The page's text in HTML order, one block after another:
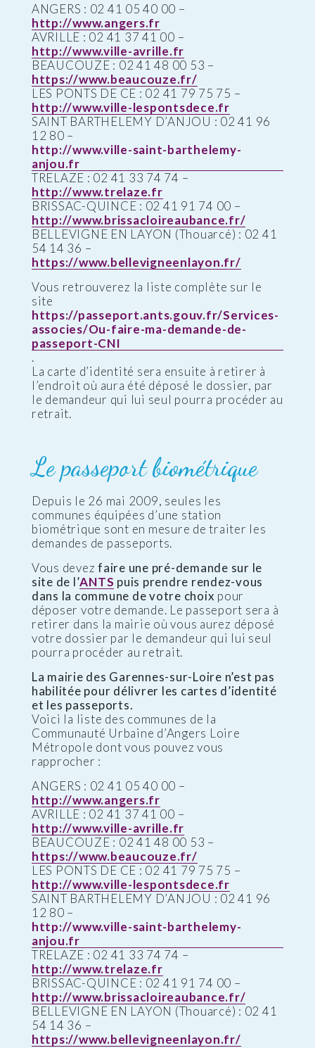
ANGERS : 02 41 05 40 00 –
http://www.angers.fr
AVRILLE : 02 41 37 41 00 –
http://www.ville-avrille.fr
BEAUCOUZE : 02 41 48 00 53 –
https://www.beaucouze.fr/
LES PONTS DE CE : 02 41 79 75 75 –
http://www.ville-lespontsdece.fr
SAINT BARTHELEMY D’ANJOU : 02 41 96
12 80 –
http://www.ville-saint-barthelemy-
anjou.fr
TRELAZE : 02 41 33 74 74 –
http://www.trelaze.fr
BRISSAC-QUINCE : 02 41 91 74 00 –
http://www.brissacloireaubance.fr/
BELLEVIGNE EN LAYON (Thouarcé) : 02 41
54 14 36 –
https://www.bellevigneenlayon.fr/
Vous retrouverez la liste complète sur le
site
https://passeport.ants.gouv.fr/Services-
associes/Ou-faire-ma-demande-de-
passeport-CNI
.
La carte d’identité sera ensuite à retirer à
l’endroit où aura été déposé le dossier, par
le demandeur qui lui seul pourra procéder au
retrait.
Le passeport biométrique
Depuis le 26 mai 2009, seules les
communes équipées d’une station
biométrique sont en mesure de traiter les
demandes de passeports.
Vous devezfaire une pré-demande sur le
site de l’ANTS puis prendre rendez-vous
dans la commune de votre choix pour
déposer votre demande. Le passeport sera à
retirer dans la mairie où vous aurez déposé
votre dossier par le demandeur qui lui seul
pourra procéder au retrait.
La mairie des Garennes-sur-Loire n’est pas
habilitée pour délivrer les cartes d’identité
et les passeports.
Voici la liste des communes de la
Communauté Urbaine d’Angers Loire
Métropole dont vous pouvez vous
rapprocher :
ANGERS : 02 41 05 40 00 –
http://www.angers.fr
AVRILLE : 02 41 37 41 00 –
http://www.ville-avrille.fr
BEAUCOUZE : 02 41 48 00 53 –
https://www.beaucouze.fr/
LES PONTS DE CE : 02 41 79 75 75 –
http://www.ville-lespontsdece.fr
SAINT BARTHELEMY D’ANJOU : 02 41 96
12 80 –
http://www.ville-saint-barthelemy-
anjou.fr
TRELAZE : 02 41 33 74 74 –
http://www.trelaze.fr
BRISSAC-QUINCE : 02 41 91 74 00 –
http://www.brissacloireaubance.fr/
BELLEVIGNE EN LAYON (Thouarcé) : 02 41
54 14 36 –
https://www.bellevigneenlayon.fr/